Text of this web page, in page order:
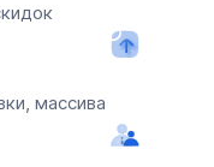
массива